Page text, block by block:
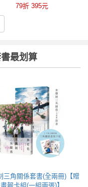
79折 395元
最划算
三角關係套書(全兩冊)【贈
畫報卡組(一組兩張)】